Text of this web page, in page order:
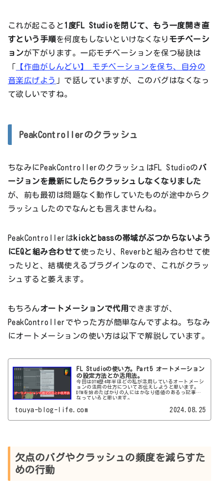
これが起こると1度FL Studioを閉じて、もう一度開き直
すという手順を何度もしないといけなくなり モチベーシ
ョンが下がります。一応モチベーションを保つ秘訣は
「 【作曲がしんどい】 モチベーションを保ち、自分の
音楽広げよう 」で話していますが、このバグはなくなっ
て欲しいですね。
PeakControllerのクラッシュ
ちなみにPeakControllerのクラッシュはFL Studioのバ
ージョンを最新にしたらクラッシュしなくなりました
が、前も最初は問題なく動作していたものが途中からク
ラッシュしたのでなんとも言えませんね。
PeakControllerはkickとbassの帯域がぶつからないよう
にEQと組み合わせて使ったり、Reverbと組み合わせて使
ったりと、結構使えるプラグインなので、これがクラッ
シュすると萎えます。
もちろんオートメーションで代用 できますが、
PeakControllerでやった方が簡単なんですよね。ちなみ
にオートメーションの使い方は以下で解説しています。
FL Studioの使い方。Part5 オートメーション
の設定方法とか活用法。
今回はDTM歴4年半ほどの私が活用しているオートメーシ
ョンの活用の仕方についてお伝えしようと思います。
DTMを始めたばかりの人にはかなり価値のあるっ記事に
なっていると思います。
touya-blog-life.com 2024.08.25
欠点のバグやクラッシュの頻度を減らすた
めの行動